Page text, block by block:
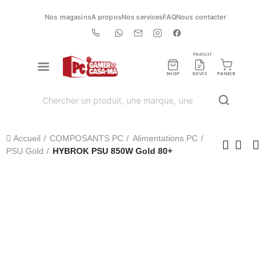
Nos magasinsA proposNos servicesFAQNous contacter
SHOP DEVIS
GRATUIT
PANIER
Accueil COMPOSANTS PC
Alimentations PC
PSU Gold
HYBROK PSU 850W Gold 80+